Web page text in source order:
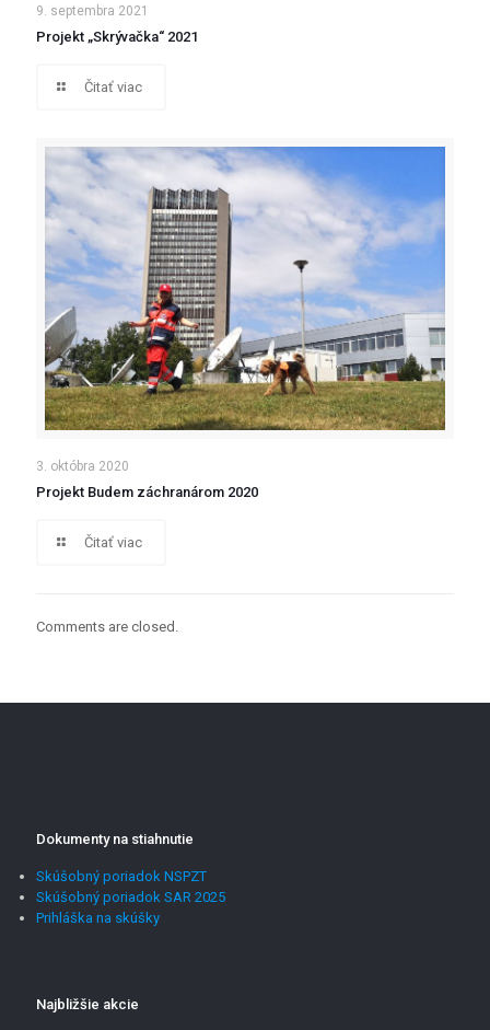
9. septembra 2021
Projekt „Skrývačka“ 2021
Čitať viac
3. októbra 2020
Projekt Budem záchranárom 2020
Čitať viac
Comments are closed.
Dokumenty na stiahnutie
Skúšobný poriadok NSPZT
Skúšobný poriadok SAR 2025
Prihláška na skúšky
Najbližšie akcie